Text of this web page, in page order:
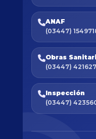
ANAF
(03447)
Obras
(03447) 421627
Inspección
(03447)